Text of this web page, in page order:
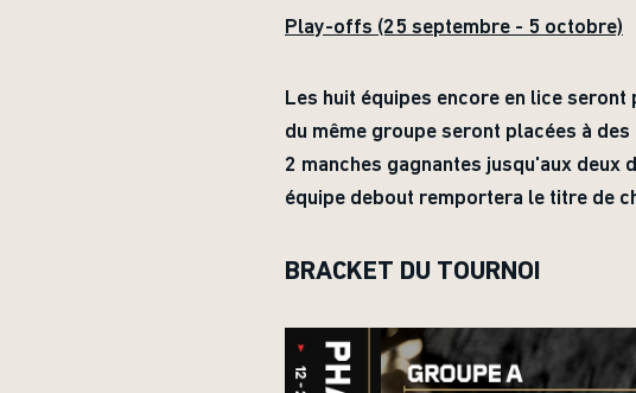
Play-offs (25 septembre - 5 octobre)
Les huit équipes encore en lice
du même groupe seront placées à
2 manches gagnantes jusqu'aux deux
équipe debout remportera le titre de
BRACKET DU TOURNOI